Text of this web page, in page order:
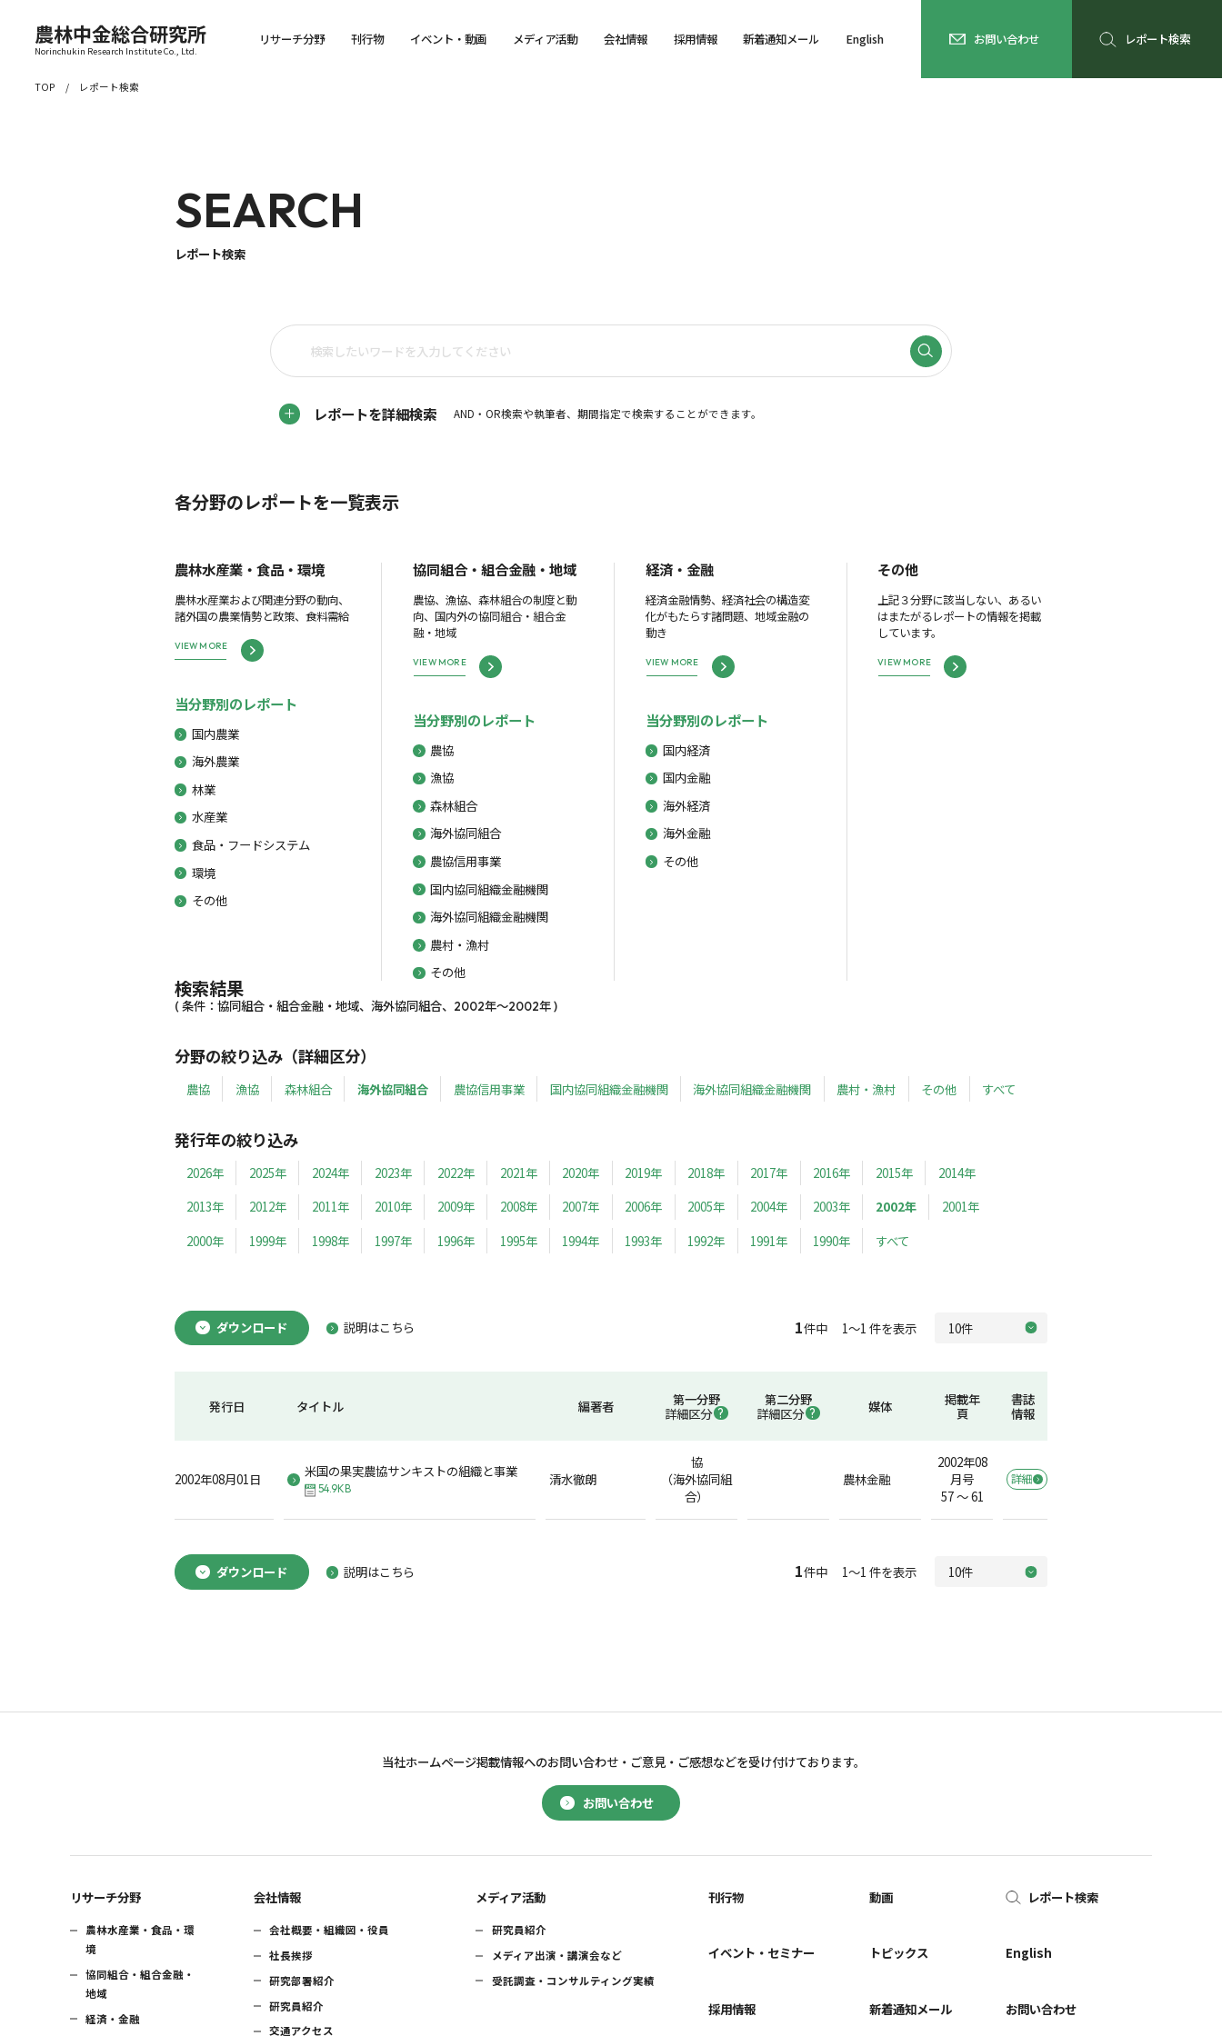
農林中金総合研究所
Norinchukin Research Institute Co., Ltd.
リサーチ分野 刊行物 イベント・動画 メディア活動 会社情報 採用情報 新着通知メール English お問い合わせ レポート検索
TOP レポート検索
SEARCH
レポート検索
レポートを詳細検索 AND・OR検索や執筆者、期間指定で検索することができます。
各分野のレポートを一覧表示
農林水産業・食品・環境
農林水産業および関連分野の動向、
諸外国の農業情勢と政策、食料需給
VIEW MORE
当分野別のレポート
国内農業
海外農業
林業
水産業
食品・フードシステム
環境
その他
協同組合・組合金融・地域
農協、漁協、森林組合の制度と動
向、国内外の協同組合・組合金
融・地域
VIEW MORE
当分野別のレポート
農協
漁協
森林組合
海外協同組合
農協信用事業
国内協同組織金融機関
海外協同組織金融機関
農村・漁村
その他
経済・金融
経済金融情勢、経済社会の構造変
化がもたらす諸問題、地域金融の
動き
VIEW MORE
当分野別のレポート
国内経済
国内金融
海外経済
海外金融
その他
その他
上記３分野に該当しない、あるい
はまたがるレポートの情報を掲載
しています。
VIEW MORE
検索結果
( 条件：協同組合・組合金融・地域、海外協同組合、2002年～2002年 )
分野の絞り込み（詳細区分）
農協 漁協 森林組合 海外協同組合 農協信用事業 国内協同組織金融機関 海外協同組織金融機関 農村・漁村 その他 すべて
発行年の絞り込み
2026年 2025年 2024年 2023年 2022年 2021年 2020年 2019年 2018年 2017年 2016年 2015年
2014年
2013年
2012年 2011年 2010年 2009年 2008年 2007年 2006年 2005年 2004年 2003年 2002年
2001年
2000年
1999年 1998年 1997年 1996年 1995年 1994年 1993年 1992年 1991年 1990年 すべて
ダウンロード 説明はこちら 1件中 1～1 件を表示
発行日 タイトル 編著者
第一分野
詳細区分
第二分野
詳細区分
媒体
掲載年
頁
書誌
情報
2002年08月01日 米国の果実農協サンキストの組織と事業
54.9KB
清水徹朗
協
（海外協同組
合）
農林金融
2002年08
月号
57 ～ 61
詳細
ダウンロード 説明はこちら 1件中 1～1 件を表示
お問い合わせ
当社ホームページ掲載情報へのお問い合わせ・ ご意見・ご感想などを受け付けております。
リサーチ分野
農林水産業・食品・環
境
協同組合・組合金融・
地域
経済・金融
会社情報
会社概要・組織図・役員
社長挨拶
研究部署紹介
研究員紹介
交通アクセス
メディア活動
研究員紹介
メディア出演・講演会など
受託調査・コンサルティング実績
刊行物
イベント・セミナー
採用情報
動画
トピックス
新着通知メール
レポート検索
English
お問い合わせ